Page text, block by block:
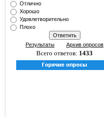
Отлично
Хорошо
Удовлетворительно
Плохо
Результаты Архив опросов
Всего ответов: 1433